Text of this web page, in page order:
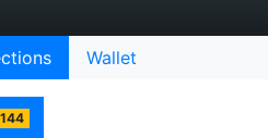
Wallet
144